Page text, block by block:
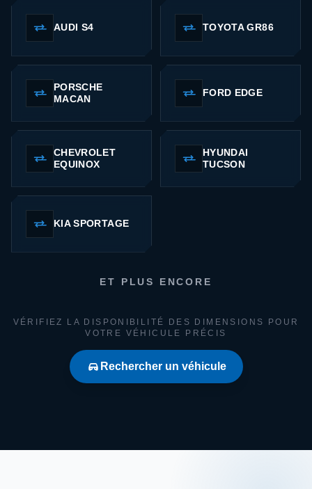
AUDI S4 TOYOTA GR86
PORSCHE
MACAN
FORD EDGE
CHEVROLET
EQUINOX
HYUNDAI
TUCSON
KIA SPORTAGE
ET PLUS ENCORE
VÉRIFIEZ LA DISPONIBILITÉ DES DIMENSIONS POUR
VOTRE VÉHICULE PRÉCIS
Rechercher un véhicule